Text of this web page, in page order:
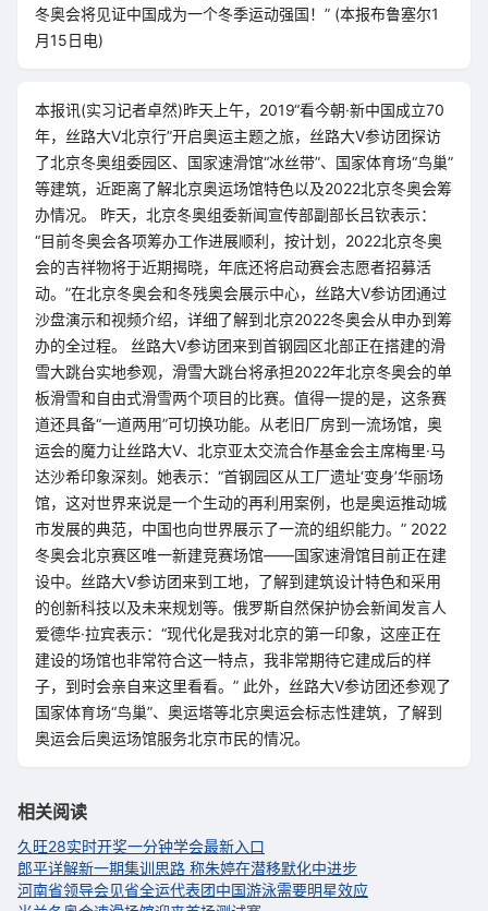
冬奥会将见证中国成为一个冬季运动强国！” (本报布鲁塞尔1
月15日电)
本报讯(实习记者卓然)昨天上午，2019“看今朝·新中国成立70
年，丝路大V北京行”开启奥运主题之旅，丝路大V参访团探访
了北京冬奥组委园区、国家速滑馆“冰丝带”、国家体育场“鸟巢”
等建筑，近距离了解北京奥运场馆特色以及2022北京冬奥会筹
办情况。 昨天，北京冬奥组委新闻宣传部副部长吕钦表示：
“目前冬奥会各项筹办工作进展顺利，按计划，2022北京冬奥
会的吉祥物将于近期揭晓，年底还将启动赛会志愿者招募活
动。”在北京冬奥会和冬残奥会展示中心，丝路大V参访团通过
沙盘演示和视频介绍，详细了解到北京2022冬奥会从申办到筹
办的全过程。 丝路大V参访团来到首钢园区北部正在搭建的滑
雪大跳台实地参观，滑雪大跳台将承担2022年北京冬奥会的单
板滑雪和自由式滑雪两个项目的比赛。值得一提的是，这条赛
道还具备“一道两用”可切换功能。从老旧厂房到一流场馆，奥
运会的魔力让丝路大V、北京亚太交流合作基金会主席梅里·马
达沙希印象深刻。她表示：“首钢园区从工厂遗址‘变身’华丽场
馆，这对世界来说是一个生动的再利用案例，也是奥运推动城
市发展的典范，中国也向世界展示了一流的组织能力。” 2022
冬奥会北京赛区唯一新建竞赛场馆——国家速滑馆目前正在建
设中。丝路大V参访团来到工地，了解到建筑设计特色和采用
的创新科技以及未来规划等。俄罗斯自然保护协会新闻发言人
爱德华·拉宾表示：“现代化是我对北京的第一印象，这座正在
建设的场馆也非常符合这一特点，我非常期待它建成后的样
子，到时会亲自来这里看看。” 此外，丝路大V参访团还参观了
国家体育场“鸟巢”、奥运塔等北京奥运会标志性建筑，了解到
奥运会后奥运场馆服务北京市民的情况。
相关阅读
久旺28实时开奖一分钟学会最新入口
郎平详解新一期集训思路 称朱婷在潜移默化中进步
河南省领导会见省全运代表团中国游泳需要明星效应